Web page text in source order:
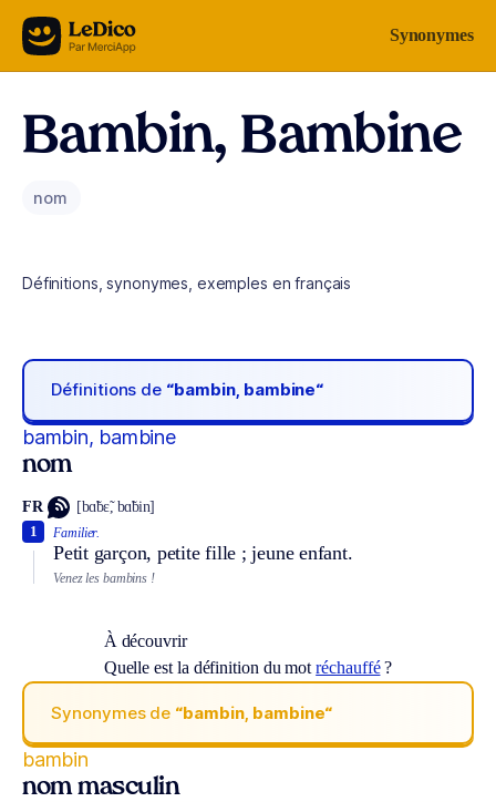
Aller au contenu Synonymes
Bambin, Bambine
nom
Définitions, synonymes, exemples en français
Définitions de “bambin, bambine“
bambin, bambine
nom
FR [bɑ̃bɛ̃, bɑ̃bin]
Familier.
Petit garçon, petite fille ; jeune enfant.
1
Venez les bambins !
À découvrir
Quelle est la définition du motréchauffé?
Synonymes de “bambin, bambine“
bambin
nom masculin